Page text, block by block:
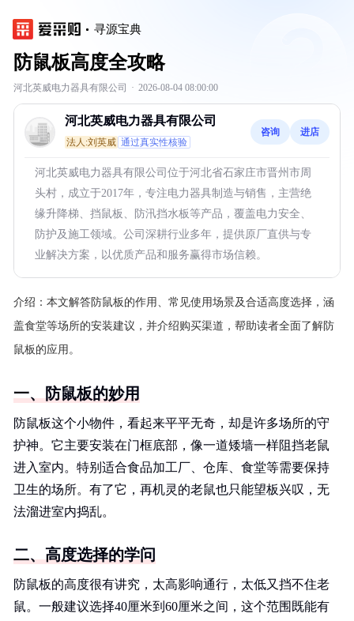
寻源宝典
防鼠板高度全攻略
河北英威电力器具有限公司 · 2026-08-04 08:00:00
河北英威电力器具有限公司
法人:刘英威 通过真实性核验
咨询 进店
河北英威电力器具有限公司位于河北省石家庄市晋州市周
头村，成立于2017年，专注电力器具制造与销售，主营绝
缘升降梯、挡鼠板、防汛挡水板等产品，覆盖电力安全、
防护及施工领域。公司深耕行业多年，提供原厂直供与专
业解决方案，以优质产品和服务赢得市场信赖。
介绍： 本文解答防鼠板的作用、常见使用场景及合适高度选择，涵
盖食堂等场所的安装建议，并介绍购买渠道，帮助读者全面了解防
鼠板的应用。
一、防鼠板的妙用
防鼠板这个小物件，看起来平平无奇，却是许多场所的守
护神。它主要安装在门框底部，像一道矮墙一样阻挡老鼠
进入室内。特别适合食品加工厂、仓库、食堂等需要保持
卫生的场所。有了它，再机灵的老鼠也只能望板兴叹，无
法溜进室内捣乱。
二、高度选择的学问
防鼠板的高度很有讲究，太高影响通行，太低又挡不住老
鼠。一般建议选择40厘米到60厘米之间，这个范围既能有